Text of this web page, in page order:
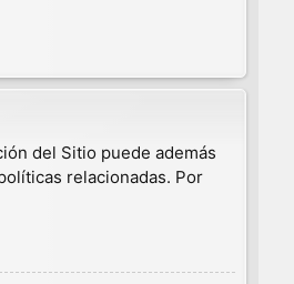
del Sitio puede además
relacionadas. Por